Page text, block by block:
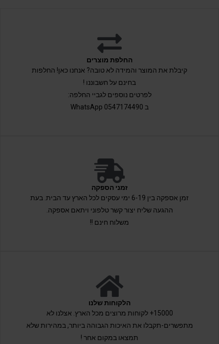
החלפת מוצרים
קיבלת את המוצר והמידה לא טובה? אנחנו כאן! החלפות
בחינם על חשבוננו !
לפרטים נוספים לגביי החלפה:
ב 0547174490 WhatsApp
זמני הספקה
זמן אספקה בין 6-19 ימי עסקים לכל הארץ עד הבית. בעת
ההגעה שליח יצור קשר טלפוני ויתאם אספקה.
משלוח חינם !!
הלקוחות שלנו
15000+ לקוחות מרוצים מכל הארץ. אצלנו לא
מתפשרים-תקבלו את האיכות הגבוהה ביותר, במהירות שלא
תמצאו במקום אחר !